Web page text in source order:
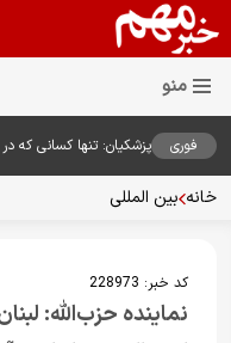
فوری
پزشکیان: تنها کسانی که
خانه بین المللی
کد خبر: 228973
نماینده حزب‌الله: